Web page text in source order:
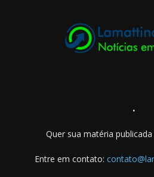
.
Quer sua matéria
Entre em contato: